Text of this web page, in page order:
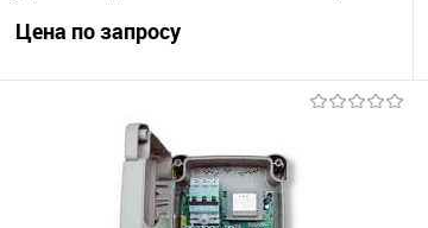
Цена по запросу
Запросить цену
Купить в 1 клик
К сравнению